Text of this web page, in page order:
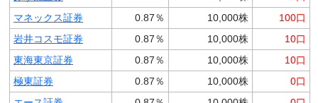
マネックス証券
0.87％ 10,000株
100口
岩井コスモ証券
0.87％ 10,000株
10口
東海東京証券
0.87％ 10,000株
10口
極東証券
0.87％ 10,000株
0口